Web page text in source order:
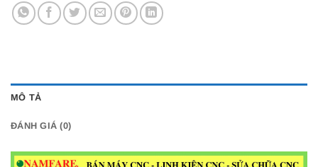
MÔ TẢ
ĐÁNH GIÁ (0)